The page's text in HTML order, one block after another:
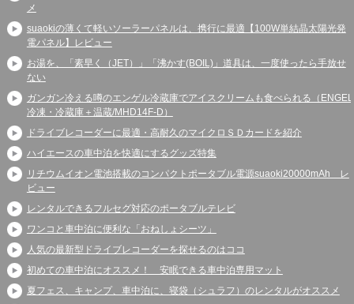
メ
suaokiの薄くて軽いソーラーパネルは、携行に最適【100W単結晶太陽光発
電パネル】レビュー
お湯を、「素早く（JET）」「沸かす(BOIL)」道具は、一度使ったら手放せ
ない
ガンガン冷える噂のエンゲル冷蔵庫でアイスクリームも食べられる（ENGEL
冷凍・冷蔵庫＋温蔵/MHD14F-D）
ドライブレコーダーに最適・高耐久のマイクロＳＤカードを紹介
ハイエースの車中泊を快適にするグッズ特集
リチウムイオン電池搭載のコンパクトポータブル電源suaoki20000mAh レ
ビュー
レンタルできるフルセグ対応のポータブルテレビ
ワンコと車中泊に便利な「おねしょシーツ」
人気の最新型ドライブレコーダーを探せるのはココ
初めての車中泊にオススメ！ 安眠できる車中泊専用マット
夏フェス、キャンプ、車中泊に、寝袋（シュラフ）のレンタルがオススメ